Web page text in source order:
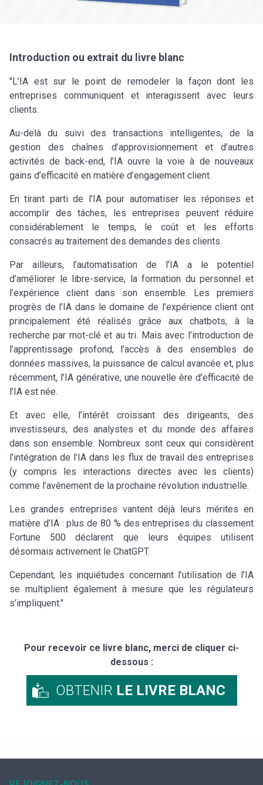
Introduction ou extrait du livre blanc
"L’IA est sur le point de remodeler la façon dont les
entreprises communiquent et interagissent avec leurs
clients.
Au-delà du suivi des transactions intelligentes, de la
gestion des chaînes d’approvisionnement et d’autres
activités de back-end, l’IA ouvre la voie à de nouveaux
gains d’efficacité en matière d’engagement client.
En tirant parti de l’IA pour automatiser les réponses et
accomplir des tâches, les entreprises peuvent réduire
considérablement le temps, le coût et les efforts
consacrés au traitement des demandes des clients.
Par ailleurs, l’automatisation de l’IA a le potentiel
d’améliorer le libre-service, la formation du personnel et
l’expérience client dans son ensemble. Les premiers
progrès de l’IA dans le domaine de l’expérience client ont
principalement été réalisés grâce aux chatbots, à la
recherche par mot-clé et au tri. Mais avec l’introduction de
l’apprentissage profond, l’accès à des ensembles de
données massives, la puissance de calcul avancée et, plus
récemment, l’IA générative, une nouvelle ère d’efficacité de
l’IA est née.
Et avec elle, l’intérêt croissant des dirigeants, des
investisseurs, des analystes et du monde des affaires
dans son ensemble. Nombreux sont ceux qui considèrent
l’intégration de l’IA dans les flux de travail des entreprises
(y compris les interactions directes avec les clients)
comme l’avènement de la prochaine révolution industrielle.
Les grandes entreprises vantent déjà leurs mérites en
matière d’IA : plus de 80 % des entreprises du classement
Fortune 500 déclarent que leurs équipes utilisent
désormais activement le ChatGPT.
Cependant, les inquiétudes concernant l’utilisation de l’IA
se multiplient également à mesure que les régulateurs
s’impliquent."
Pour recevoir ce livre blanc, merci de cliquer ci-
dessous :
OBTENIR LE LIVRE BLANC